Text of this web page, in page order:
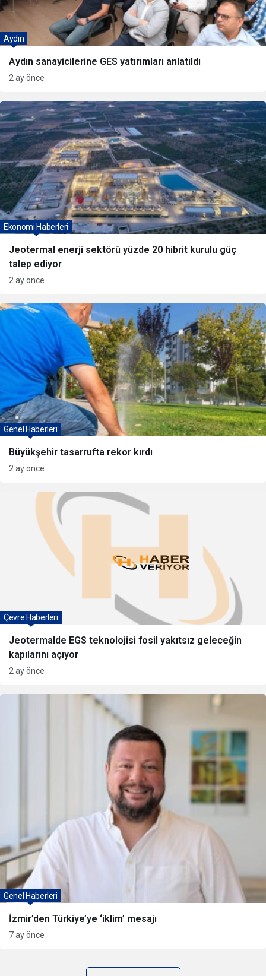
Aydın sanayicilerine GES yatırımları anlatıldı
Aydın
2 ay önce
Jeotermal enerji sektörü yüzde 20 hibrit kurulu güç
talep ediyor
Ekonomi Haberleri
2 ay önce
Büyükşehir tasarrufta rekor kırdı
Genel Haberleri
2 ay önce
Jeotermalde EGS teknolojisi fosil yakıtsız geleceğin
kapılarını açıyor
Çevre Haberleri
2 ay önce
İzmir’den Türkiye’ye ‘iklim’ mesajı
Genel Haberleri
7 ay önce